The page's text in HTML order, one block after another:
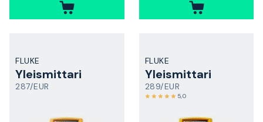
FLUKE
Yleismittari
287/EUR
FLUKE
Yleismittari
289/EUR
5,0